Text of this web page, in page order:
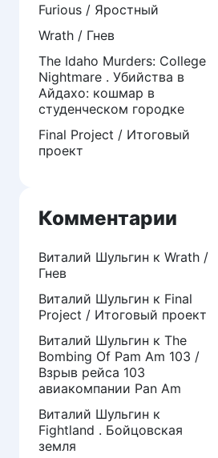
Furious / Яростный
Wrath / Гнев
The Idaho Murders: College
Nightmare . Убийства в
Айдахо: кошмар в
студенческом городке
Final Project / Итоговый
проект
Комментарии
Виталий Шульгин к Wrath /
Гнев
Виталий Шульгин к Final
Project / Итоговый проект
Виталий Шульгин к The
Bombing Of Pam Am 103 /
Взрыв рейса 103
авиакомпании Pan Am
Виталий Шульгин к
Fightland . Бойцовская
земля